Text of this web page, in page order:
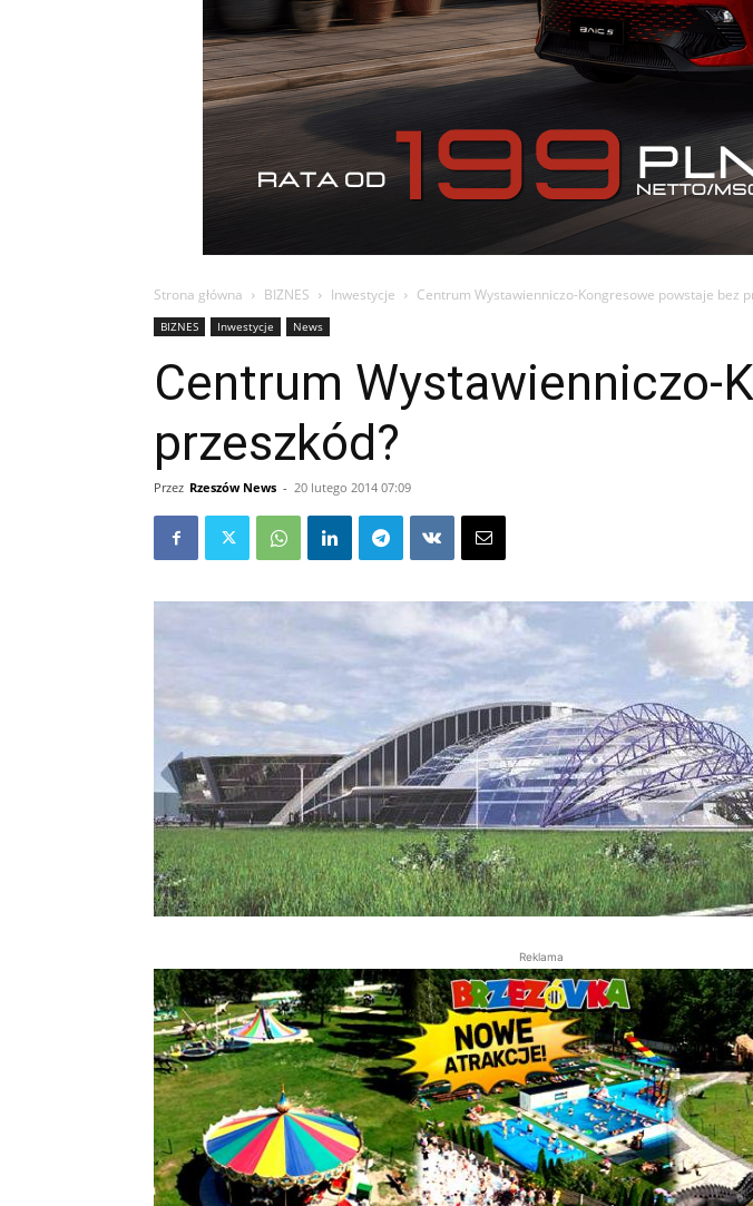
Strona główna BIZNES Inwestycje Centrum Wystawienniczo-Kongresowe powstaje bez
BIZNES Inwestycje News
Centrum Wystawienniczo-
przeszkód?
Przez Rzeszów News - 20 lutego 2014 07:09
Reklama